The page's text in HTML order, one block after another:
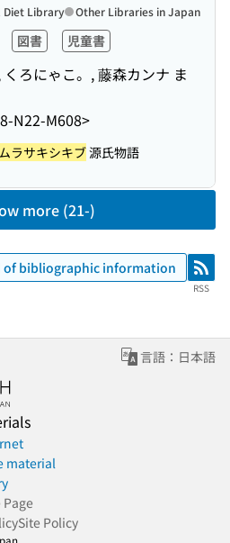
図書 児童書
ろにゃこ。, 藤森カンナ ま
N22-M608>
Diet Library Other Libraries in Japan
ラサキシキブ源氏物語
more (21-)
of bibliographic information RSS
RSS
言語：日本語
material
Site Policy